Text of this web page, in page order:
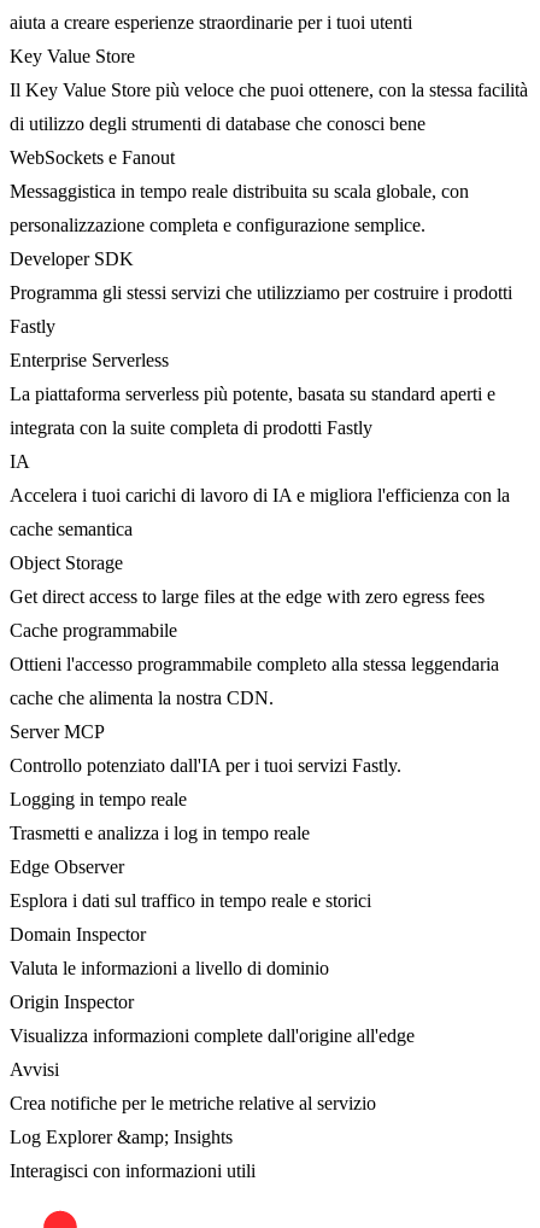
aiuta a creare esperienze straordinarie per i tuoi utenti
Key Value Store
Il Key Value Store più veloce che puoi ottenere, con la stessa facilità
di utilizzo degli strumenti di database che conosci bene
WebSockets e Fanout
Messaggistica in tempo reale distribuita su scala globale, con
personalizzazione completa e configurazione semplice.
Developer SDK
Programma gli stessi servizi che utilizziamo per costruire i prodotti
Fastly
Enterprise Serverless
La piattaforma serverless più potente, basata su standard aperti e
integrata con la suite completa di prodotti Fastly
IA
Accelera i tuoi carichi di lavoro di IA e migliora l'efficienza con la
cache semantica
Object Storage
Get direct access to large files at the edge with zero egress fees
Cache programmabile
Ottieni l'accesso programmabile completo alla stessa leggendaria
cache che alimenta la nostra CDN.
Server MCP
Controllo potenziato dall'IA per i tuoi servizi Fastly.
Logging in tempo reale
Trasmetti e analizza i log in tempo reale
Edge Observer
Esplora i dati sul traffico in tempo reale e storici
Domain Inspector
Valuta le informazioni a livello di dominio
Origin Inspector
Visualizza informazioni complete dall'origine all'edge
Avvisi
Crea notifiche per le metriche relative al servizio
Log Explorer &amp; Insights
Interagisci con informazioni utili